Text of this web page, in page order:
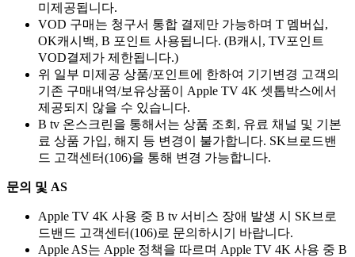
미제공됩니다.
VOD 구매는 청구서 통합 결제만 가능하며 T 멤버십,
OK캐시백, B 포인트 사용됩니다. (B캐시, TV포인트
VOD결제가 제한됩니다.)
위 일부 미제공 상품/포인트에 한하여 기기변경 고객의
기존 구매내역/보유상품이 Apple TV 4K 셋톱박스에서
제공되지 않을 수 있습니다.
B tv 온스크린을 통해서는 상품 조회, 유료 채널 및 기본
료 상품 가입, 해지 등 변경이 불가합니다. SK브로드밴
드 고객센터(106)을 통해 변경 가능합니다.
문의 및 AS
Apple TV 4K 사용 중 B tv 서비스 장애 발생 시 SK브로
드밴드 고객센터(106)로 문의하시기 바랍니다.
Apple AS는 Apple 정책을 따르며 Apple TV 4K 사용 중 B